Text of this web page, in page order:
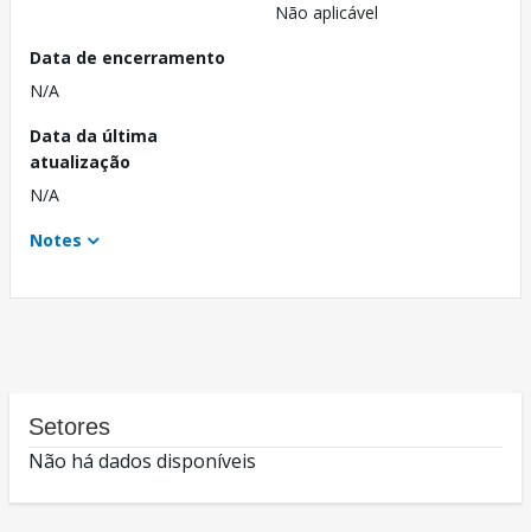
Não aplicável
Data de encerramento
N/A
Data da última
atualização
N/A
Notes
Setores
Não há dados disponíveis